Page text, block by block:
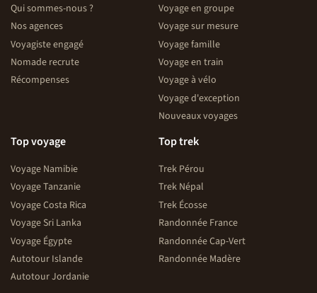
Qui sommes-nous ?
Nos agences
Voyagiste engagé
Nomade recrute
Récompenses
Voyage en groupe
Voyage sur mesure
Voyage famille
Voyage en train
Voyage à vélo
Voyage d'exception
Nouveaux voyages
Top voyage
Voyage Namibie
Voyage Tanzanie
Voyage Costa Rica
Voyage Sri Lanka
Voyage Égypte
Autotour Islande
Autotour Jordanie
Top trek
Trek Pérou
Trek Népal
Trek Écosse
Randonnée France
Randonnée Cap-Vert
Randonnée Madère